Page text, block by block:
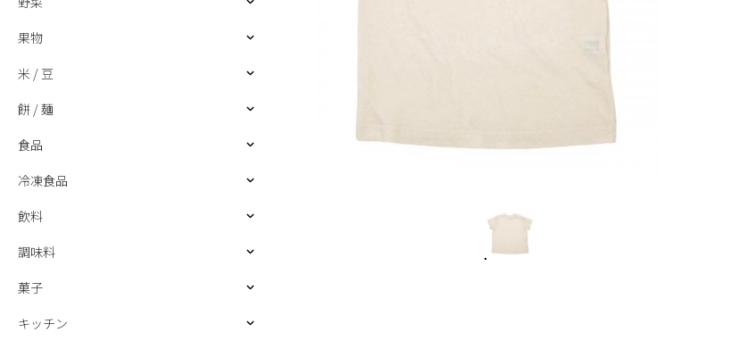
果物
米 / 豆
餅 / 麺
食品
冷凍食品
飲料
調味料
菓子
キッチン